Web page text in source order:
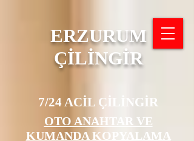
ERZURUM
ÇİLİNGİR
7/24 ACİL ÇİLİNGİR
OTO ANAHTAR VE
KUMANDA KOPYALAMA